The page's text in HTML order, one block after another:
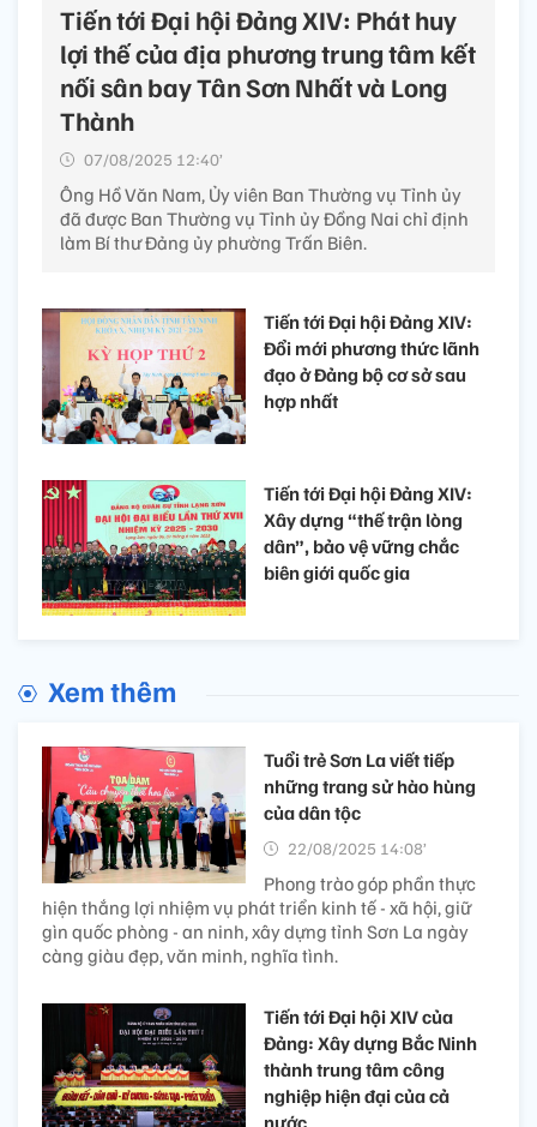
Tiến tới Đại hội Đảng XIV: Phát huy
lợi thế của địa phương trung tâm kết
nối sân bay Tân Sơn Nhất và Long
Thành
07/08/2025 12:40’
Ông Hồ Văn Nam, Ủy viên Ban Thường vụ Tỉnh ủy
đã được Ban Thường vụ Tỉnh ủy Đồng Nai chỉ định
làm Bí thư Đảng ủy phường Trấn Biên.
Tiến tới Đại hội Đảng XIV:
Đổi mới phương thức lãnh
đạo ở Đảng bộ cơ sở sau
hợp nhất
Tiến tới Đại hội Đảng XIV:
Xây dựng “thế trận lòng
dân”, bảo vệ vững chắc
biên giới quốc gia
Xem thêm
Tuổi trẻ Sơn La viết tiếp
những trang sử hào hùng
của dân tộc
22/08/2025 14:08’
Phong trào góp phần thực
hiện thắng lợi nhiệm vụ phát triển kinh tế - xã hội, giữ
gìn quốc phòng - an ninh, xây dựng tỉnh Sơn La ngày
càng giàu đẹp, văn minh, nghĩa tình.
Tiến tới Đại hội XIV của
Đảng: Xây dựng Bắc Ninh
thành trung tâm công
nghiệp hiện đại của cả